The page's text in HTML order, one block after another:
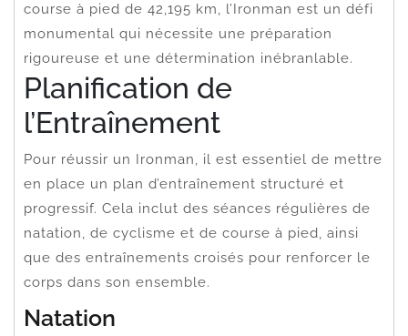
course à pied de 42,195 km, l’Ironman est un défi
monumental qui nécessite une préparation
rigoureuse et une détermination inébranlable.
Planification de
l’Entraînement
Pour réussir un Ironman, il est essentiel de mettre
en place un plan d’entraînement structuré et
progressif. Cela inclut des séances régulières de
natation, de cyclisme et de course à pied, ainsi
que des entraînements croisés pour renforcer le
corps dans son ensemble.
Natation